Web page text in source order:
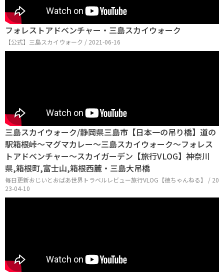
フォレストアドベンチャー・三島スカイウォーク
【公式】三島スカイウォーク / 2021-06-16
三島スカイウォーク/静岡県三島市【日本一の吊り橋】道の
駅箱根峠〜マグマカレー〜三島スカイウォーク〜フォレス
トアドベンチャー〜スカイガーデン【旅行VLOG】神奈川
県,箱根町,富士山,箱根西麓・三島大吊橋
毎日更新おじいとおばあ世界トラベルレビュー旅行VLOG【徳ちゃんねる】 / 20
23-04-10